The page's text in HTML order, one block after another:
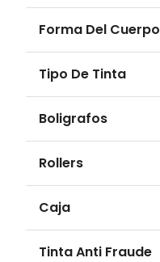
Forma Del Cuerpo
Tipo De Tinta
Boligrafos
Rollers
Caja
Tinta Anti Fraude